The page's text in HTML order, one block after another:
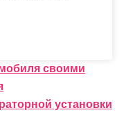
своими
установки